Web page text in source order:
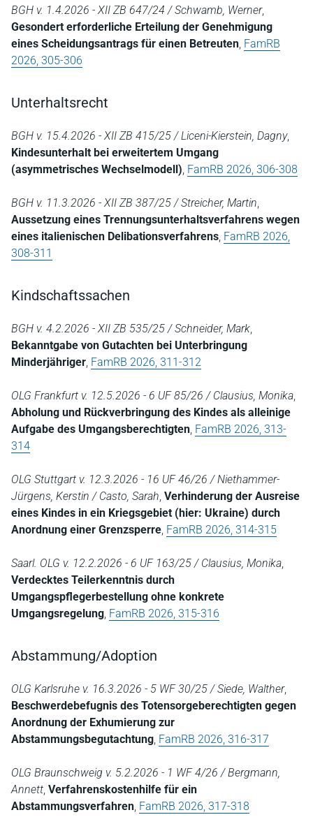
BGH v. 1.4.2026 - XII ZB 647/24 / Schwamb, Werner,
Gesondert erforderliche Erteilung der Genehmigung
eines Scheidungsantrags für einen Betreuten, FamRB
2026, 305-306
Unterhaltsrecht
BGH v. 15.4.2026 - XII ZB 415/25 / Liceni-Kierstein, Dagny,
Kindesunterhalt bei erweitertem Umgang
(asymmetrisches Wechselmodell), FamRB 2026, 306-308
BGH v. 11.3.2026 - XII ZB 387/25 / Streicher, Martin,
Aussetzung eines Trennungsunterhaltsverfahrens wegen
eines italienischen Delibationsverfahrens, FamRB 2026,
308-311
Kindschaftssachen
BGH v. 4.2.2026 - XII ZB 535/25 / Schneider, Mark,
Bekanntgabe von Gutachten bei Unterbringung
Minderjähriger, FamRB 2026, 311-312
OLG Frankfurt v. 12.5.2026 - 6 UF 85/26 / Clausius, Monika,
Abholung und Rückverbringung des Kindes als alleinige
Aufgabe des Umgangsberechtigten, FamRB 2026, 313-
314
OLG Stuttgart v. 12.3.2026 - 16 UF 46/26 / Niethammer-
Jürgens, Kerstin / Casto, Sarah, Verhinderung der Ausreise
eines Kindes in ein Kriegsgebiet (hier: Ukraine) durch
Anordnung einer Grenzsperre, FamRB 2026, 314-315
Saarl. OLG v. 12.2.2026 - 6 UF 163/25 / Clausius, Monika,
Verdecktes Teilerkenntnis durch
Umgangspflegerbestellung ohne konkrete
Umgangsregelung, FamRB 2026, 315-316
Abstammung/Adoption
OLG Karlsruhe v. 16.3.2026 - 5 WF 30/25 / Siede, Walther,
Beschwerdebefugnis des Totensorgeberechtigten gegen
Anordnung der Exhumierung zur
Abstammungsbegutachtung, FamRB 2026, 316-317
OLG Braunschweig v. 5.2.2026 - 1 WF 4/26 / Bergmann,
Annett, Verfahrenskostenhilfe für ein
Abstammungsverfahren, FamRB 2026, 317-318